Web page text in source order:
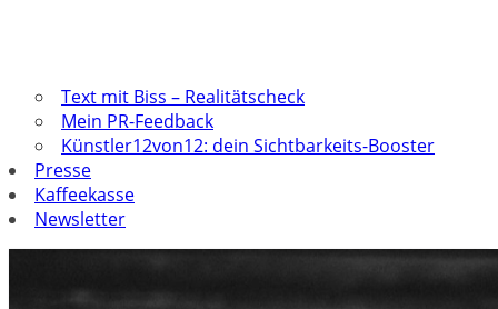
Text mit Biss – Realitätscheck
Mein PR-Feedback
Künstler12von12: dein Sichtbarkeits-Booster
Presse
Kaffeekasse
Newsletter